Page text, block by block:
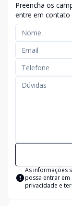
Preencha os
entre em contato
As informações
possa entrar
privacidade e